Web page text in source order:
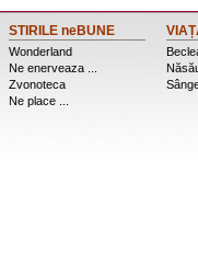
STIRILE neBUNE
Wonderland
Ne enerveaza ...
Zvonoteca
Ne place ...